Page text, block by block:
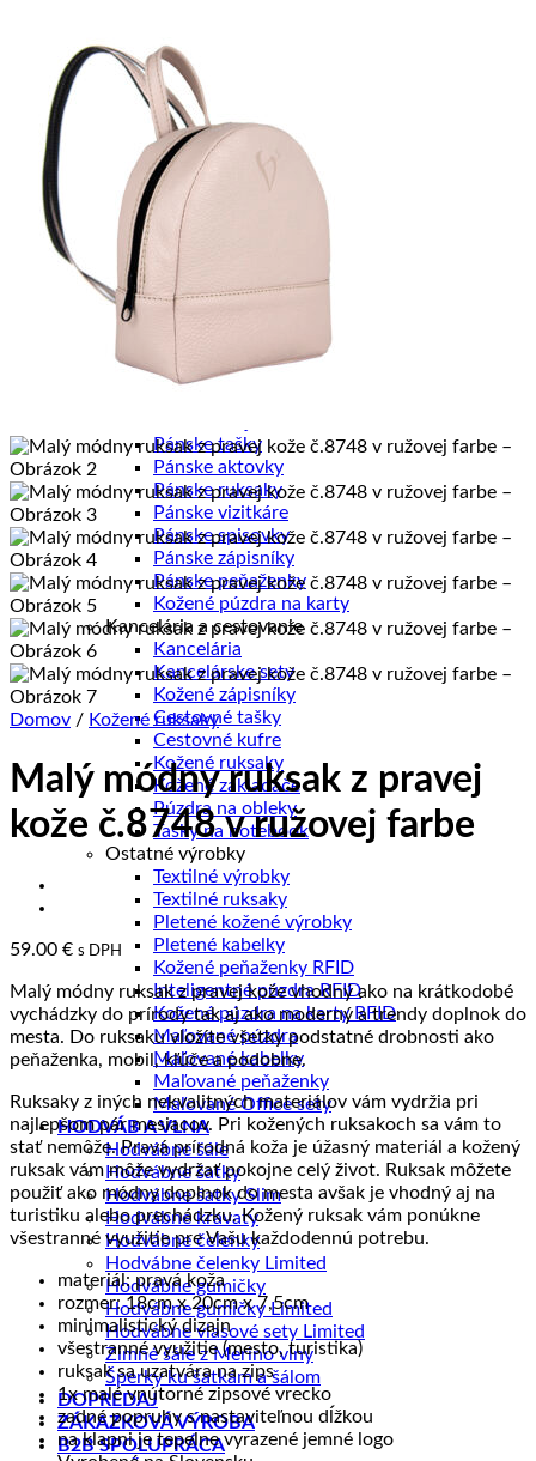
Klasické kovové pracky
Klasické kožené remene
Dámske výrobky
Dámske diáre
Dámske etuje
Dámske tašky
Dámske aktovky
Dámske kabelky
Dámske ruksaky
Dámske vizitkáre
Dámske spisovky
Dámske zápisníky
Dámske peňaženky
Kožené púzdra na karty
Pánske výrobky
Pánske tašky
Pánske aktovky
Pánske ruksaky
Pánske vizitkáre
Pánske spisovky
Pánske zápisníky
Pánske peňaženky
Kožené púzdra na karty
Kancelária a cestovanie
Kancelária
Kancelárske sety
Kožené zápisníky
Cestovné tašky
Cestovné kufre
Kožené ruksaky
Kožené zakladače
Púzdra na obleky
Tašky na notebook
Ostatné výrobky
Textilné výrobky
Textilné ruksaky
Pletené kožené výrobky
Pletené kabelky
Kožené peňaženky RFID
Inteligentné púzdra RFID
Kožené púzdra na karty RFID
Maľované púzdra
Maľované kabelky
Maľované peňaženky
Maľované Office sety
HODVÁB A VLNA
Hodvábne šále
Hodvábne šatky
Hodvábne šatky Slim
Hodvábne kravaty
Hodvábne čelenky
Hodvábne čelenky Limited
Hodvábne gumičky
Hodvábne gumičky Limited
Hodvábne vlasové sety Limited
Zimné šále z Merino vlny
Šperky ku šatkám a šálom
DOPREDAJ
ZÁKAZKOVÁ VÝROBA
B2B SPOLUPRÁCA
Domov / Kožené ruksaky
Malý módny ruksak z pravej
kože č.8748 v ružovej farbe
59.00 € s DPH
Malý módny ruksak z pravej kože vhodný ako na krátkodobé
vychádzky do prírody tak aj ako moderný a trendy doplnok do
mesta. Do ruksaku vložíte všetky podstatné drobnosti ako
peňaženka, mobil, kľúče a podobne.
Ruksaky z iných nekvalitných materiálov vám vydržia pri
najlepšom pár mesiacov. Pri kožených ruksakoch sa vám to
stať nemôže. Pravá prírodná koža je úžasný materiál a kožený
ruksak vám môže vydržať pokojne celý život. Ruksak môžete
použiť ako módny doplnok do mesta avšak je vhodný aj na
turistiku alebo prechádzku. Kožený ruksak vám ponúkne
všestranné využitie pre Vašu každodennú potrebu.
materiál: pravá koža
rozmer: 18cm x 20cm x 7,5cm
minimalistický dizajn
všestranné využitie (mesto, turistika)
ruksak sa uzatvára na zips
1x malé vnútorné zipsové vrecko
zadné popruhy s nastaviteľnou dĺžkou
na klapni je tepelne vyrazené jemné logo